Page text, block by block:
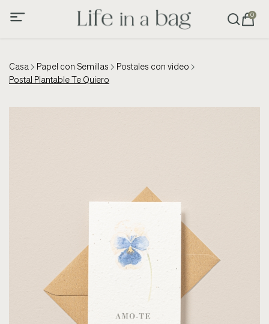
0
Casa Papel con Semillas
Postales con video
Postal Plantable Te Quiero